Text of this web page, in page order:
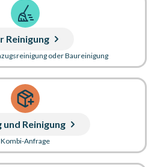
Reinigung
oder Baureinigung
und Reinigung
Kombi-Anfrage